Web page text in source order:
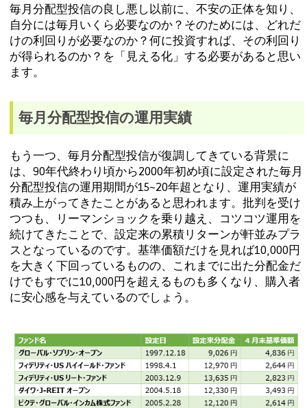
毎月分配型投信の良し悪し以前に、不安の正体を知り、
自分には毎月いくら必要なのか？そのためには、どれだ
けの利回りが必要なのか？何に投資すれば、その利回り
が得られるのか？を「見える化」する必要があると思い
ます。
毎月分配型投信の運用実績
もう一つ、毎月分配型投信が復調してきている背景に
は、90年代終わり頃から2000年初め頃に設定された毎月
分配型投信の運用期間が15~20年超となり、運用実績が
積み上がってきたことがあると思われます。批判を受け
つつも、リーマンショックを乗り越え、コツコツ運用を
続けてきたことで、設定来の累積リターンが軒並みプラ
スとなっているのです。基準価額だけを見れば10,000円
を大きく下回っているものの、これまでに出た分配金だ
けでもすでに10,000円を超えるものも多くなり、購入者
に安心感を与えているのでしょう。